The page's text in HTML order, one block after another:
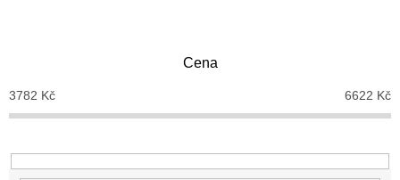
o
d
k
t
Cena
3782 Kč 6622 Kč